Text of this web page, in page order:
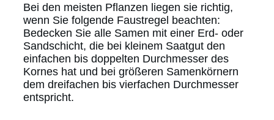
Bei den meisten Pflanzen liegen sie richtig,
wenn Sie folgende Faustregel beachten:
Bedecken Sie alle Samen mit einer Erd- oder
Sandschicht, die bei kleinem Saatgut den
einfachen bis doppelten Durchmesser des
Kornes hat und bei größeren Samenkörnern
dem dreifachen bis vierfachen Durchmesser
entspricht.